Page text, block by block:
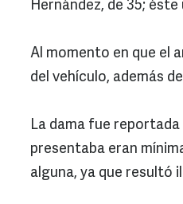
Hernández, de 35;
Al momento en que el
del vehículo, además
La dama fue
presentaba eran
alguna, ya que resultó